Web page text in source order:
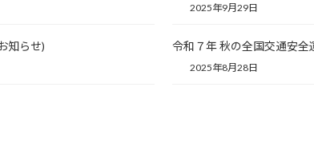
2025年9月29日
知らせ) 令和７年 秋の全国交通安全
2025年8月28日